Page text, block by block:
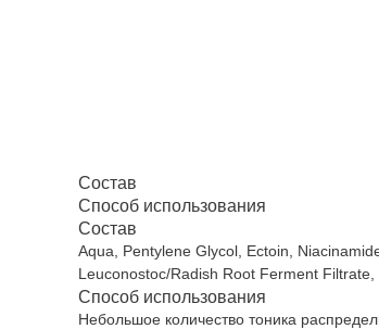
Состав
Способ использования
Состав
Aqua, Pentylene Glycol, Ectoin,
Leuconostoc/Radish Root Ferment
Способ использования
Небольшое количество тоника